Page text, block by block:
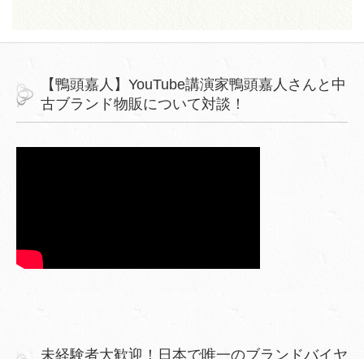
【鴨頭嘉人】YouTube講演家鴨頭嘉人さんと中
古ブランド物販について対談！
未経験者大歓迎！日本で唯一のブランドバイヤ